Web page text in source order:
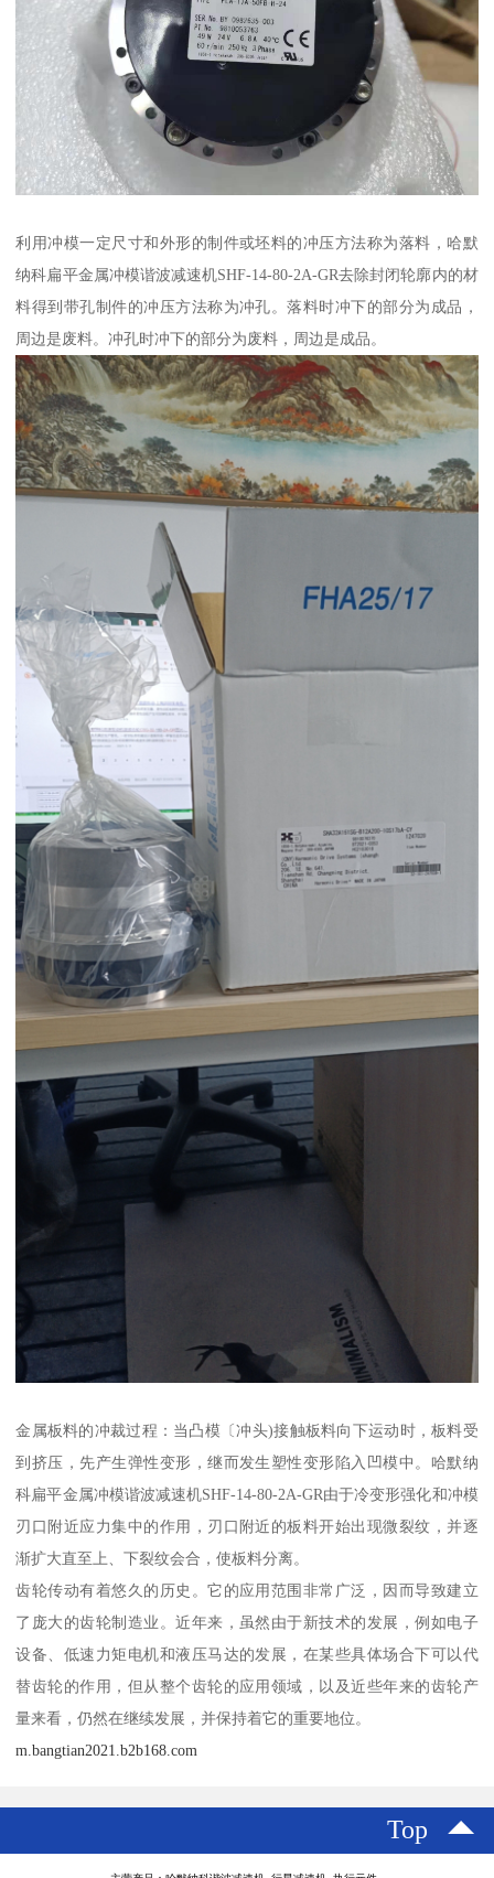
利用冲模一定尺寸和外形的制件或坯料的冲压方法称为落料，哈默
纳科扁平金属冲模谐波减速机SHF-14-80-2A-GR去除封闭轮廓内的材
料得到带孔制件的冲压方法称为冲孔。落料时冲下的部分为成品，
周边是废料。冲孔时冲下的部分为废料，周边是成品。
金属板料的冲裁过程：当凸模〔冲头)接触板料向下运动时，板料受
到挤压，先产生弹性变形，继而发生塑性变形陷入凹模中。哈默纳
科扁平金属冲模谐波减速机SHF-14-80-2A-GR由于冷变形强化和冲模
刃口附近应力集中的作用，刃口附近的板料开始出现微裂纹，并逐
渐扩大直至上、下裂纹会合，使板料分离。
齿轮传动有着悠久的历史。它的应用范围非常广泛，因而导致建立
了庞大的齿轮制造业。近年来，虽然由于新技术的发展，例如电子
设备、低速力矩电机和液压马达的发展，在某些具体场合下可以代
替齿轮的作用，但从整个齿轮的应用领域，以及近些年来的齿轮产
量来看，仍然在继续发展，并保持着它的重要地位。
m.bangtian2021.b2b168.com
Top